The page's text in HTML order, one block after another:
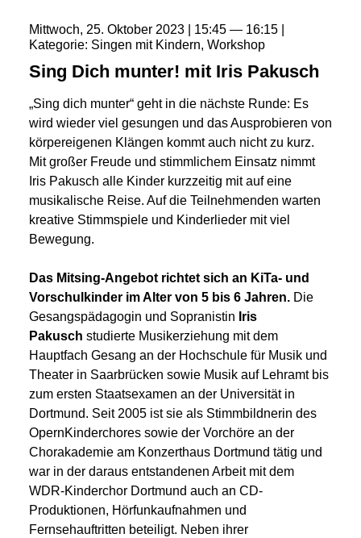
Mittwoch 25 Oktober 2023 15:45
16:15
Kategorie Singen mit Kindern Workshop
Sing Dich munter! mit Iris Pakusch
„Sing dich munter“ geht in die nächste Runde: Es
wird wieder viel gesungen und das Ausprobieren von
körpereigenen Klängen kommt auch nicht zu kurz.
Mit großer Freude und stimmlichem Einsatz nimmt
Iris Pakusch alle Kinder kurzzeitig mit auf eine
musikalische Reise. Auf die Teilnehmenden warten
kreative Stimmspiele und Kinderlieder mit viel
Bewegung.
Das Mitsing-Angebot richtet sich an KiTa- und
Vorschulkinder im Alter von 5 bis 6 Jahren. Die
Gesangspädagogin und Sopranistin Iris
Pakusch studierte Musikerziehung mit dem
Hauptfach Gesang an der Hochschule für Musik und
Theater in Saarbrücken sowie Musik auf Lehramt bis
zum ersten Staatsexamen an der Universität in
Dortmund. Seit 2005 ist sie als Stimmbildnerin des
OpernKinderchores sowie der Vorchöre an der
Chorakademie am Konzerthaus Dortmund tätig und
war in der daraus entstandenen Arbeit mit dem
WDR-Kinderchor Dortmund auch an CD-
Produktionen, Hörfunkaufnahmen und
Fernsehauftritten beteiligt. Neben ihrer